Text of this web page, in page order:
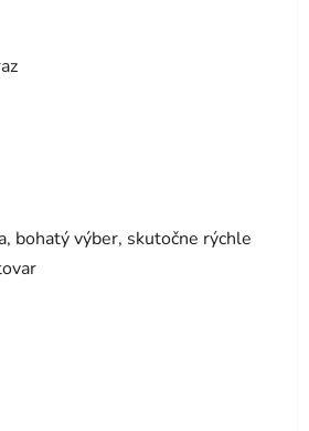
je 5 z 5 hviezdičiek.
je 5 z 5 hviezdičiek.
je 5 z 5 hviezdičiek.
bohatý výber, skutočne rýchle
je 5 z 5 hviezdičiek.